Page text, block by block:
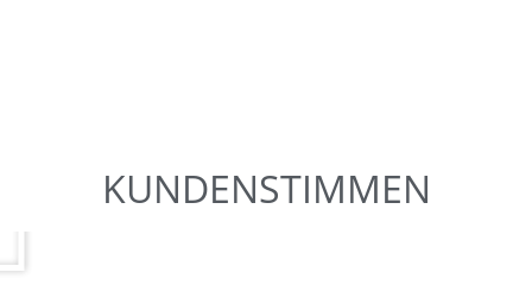
KUNDENSTIMMEN